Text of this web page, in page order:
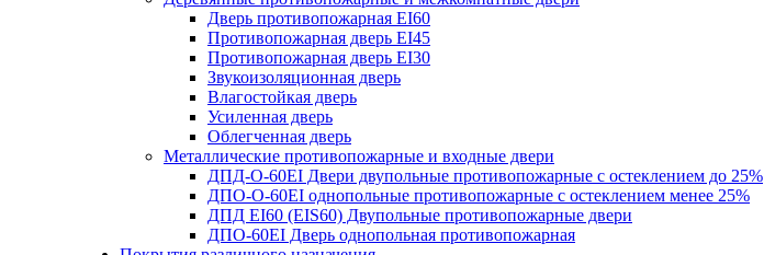
Дверь противопожарная EI60
Противопожарная дверь EI45
Противопожарная дверь EI30
Звукоизоляционная дверь
Влагостойкая дверь
Усиленная дверь
Облегченная дверь
Металлические противопожарные и входные двери
ДПД-О-60EI Двери двупольные противопожарные с остеклением до 25%
ДПО-О-60EI однопольные противопожарные с остеклением менее 25%
ДПД EI60 (EIS60) Двупольные противопожарные двери
ДПО-60EI Дверь однопольная противопожарная